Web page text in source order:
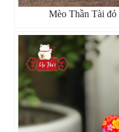
Mèo Thần Tài đỏ